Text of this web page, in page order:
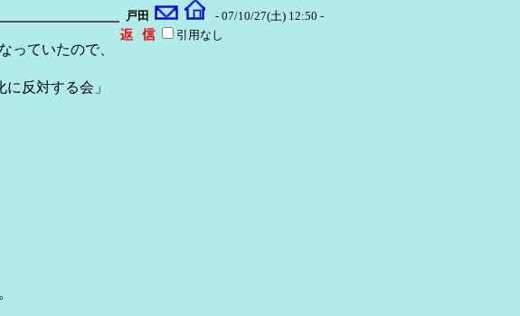
戸田 - 07/10/27(土) 12:50 -
っていたので、
反対する会」
引用なし